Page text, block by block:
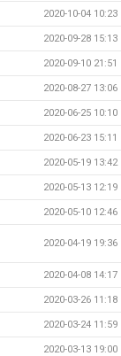
2020-10-04 10:23
2020-09-28 15:13
2020-09-10 21:51
2020-08-27 13:06
2020-06-25 10:10
2020-06-23 15:11
2020-05-19 13:42
2020-05-13 12:19
2020-05-10 12:46
2020-04-19 19:36
2020-04-08 14:17
2020-03-26 11:18
2020-03-24 11:59
2020-03-13 19:00